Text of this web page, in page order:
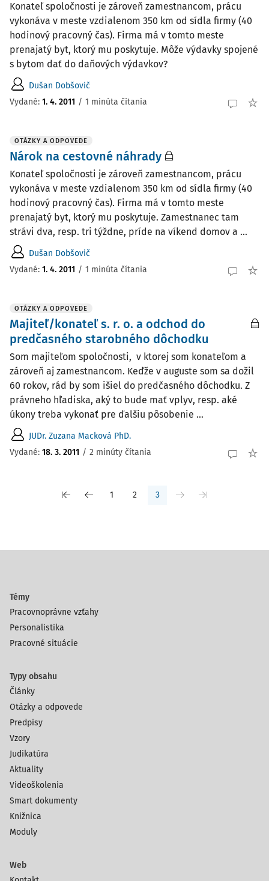
Konateľ spoločnosti je zároveň zamestnancom, prácu
vykonáva v meste vzdialenom 350 km od sídla firmy (40
hodinový pracovný čas). Firma má v tomto meste
prenajatý byt, ktorý mu poskytuje. Môže výdavky spojené
s bytom dať do daňových výdavkov?
Dušan Dobšovič
Vydané: 1. 4. 2011 / 1 minúta čítania
OTÁZKY A ODPOVEDE
Nárok na cestovné náhrady
Konateľ spoločnosti je zároveň zamestnancom, prácu
vykonáva v meste vzdialenom 350 km od sídla firmy (40
hodinový pracovný čas). Firma má v tomto meste
prenajatý byt, ktorý mu poskytuje. Zamestnanec tam
strávi dva, resp. tri týždne, príde na víkend domov a ...
Dušan Dobšovič
Vydané: 1. 4. 2011 / 1 minúta čítania
OTÁZKY A ODPOVEDE
Majiteľ/konateľ s. r. o. a odchod do
predčasného starobného dôchodku
Som majiteľom spoločnosti, v ktorej som konateľom a
zároveň aj zamestnancom. Keďže v auguste som sa dožil
60 rokov, rád by som išiel do predčasného dôchodku. Z
právneho hľadiska, aký to bude mať vplyv, resp. aké
úkony treba vykonať pre ďalšiu pôsobenie ...
JUDr. Zuzana Macková PhD.
Vydané: 18. 3. 2011 / 2 minúty čítania
1 2 3
Témy
Pracovnoprávne vzťahy
Personalistika
Pracovné situácie
Typy obsahu
Články
Otázky a odpovede
Predpisy
Vzory
Judikatúra
Aktuality
Videoškolenia
Smart dokumenty
Knižnica
Moduly
Web